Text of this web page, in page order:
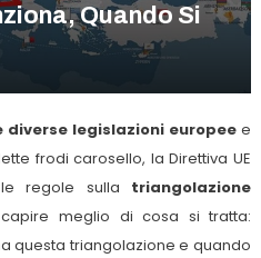
Quando Si
diverse legislazioni europee e
frodi carosello, la Direttiva UE
regole sulla triangolazione
meglio di cosa si tratta:
questa triangolazione e quando